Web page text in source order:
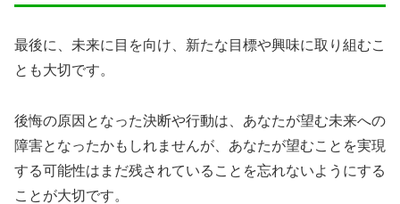
最後に、未来に目を向け、新たな目標や興味に取り組むこ
とも大切です。
後悔の原因となった決断や行動は、あなたが望む未来への
障害となったかもしれませんが、あなたが望むことを実現
する可能性はまだ残されていることを忘れないようにする
ことが大切です。